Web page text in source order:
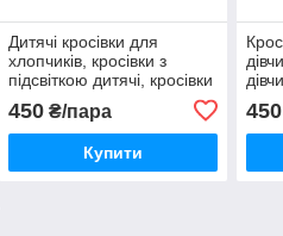
Дитячі кросівки для
хлопчиків, кросівки з
підсвіткою дитячі, кросівки
450₴/пара
Купити
450